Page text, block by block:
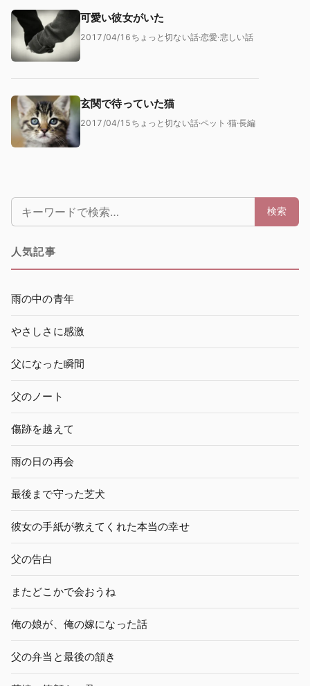
可愛い彼女がいた
2017/04/16 ちょっと切ない話·恋愛·悲しい話
玄関で待っていた猫
2017/04/15 ちょっと切ない話·ペット ·猫·長編
検索: 検索
人気記事
雨の中の青年
やさしさに感激
父になった瞬間
父のノート
傷跡を越えて
雨の日の再会
最後まで守った芝犬
彼女の手紙が教えてくれた本当の幸せ
父の告白
またどこかで会おうね
俺の娘が、俺の嫁になった話
父の弁当と最後の頷き